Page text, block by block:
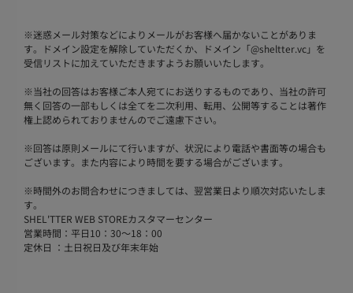
※迷惑メール対策などによりメールがお客様へ届かないことがありま
す。ドメイン設定を解除していただくか、ドメイン「@sheltter.vc」を
受信リストに加えていただきますようお願いいたします。
※当社の回答はお客様ご本人宛てにお送りするものであり、当社の許可
無く回答の一部もしくは全てを二次利用、転用、公開等することは著作
権上認められておりませんのでご遠慮下さい。
※回答は原則メールにて行いますが、状況により電話や書面等の場合も
ございます。また内容により時間を要する場合がございます。
※時間外のお問合わせにつきましては、翌営業日より順次対応いたしま
す。
SHEL'TTER WEB STOREカスタマーセンター
営業時間：平日10：30～18：00
定休日 ：土日祝日及び年末年始